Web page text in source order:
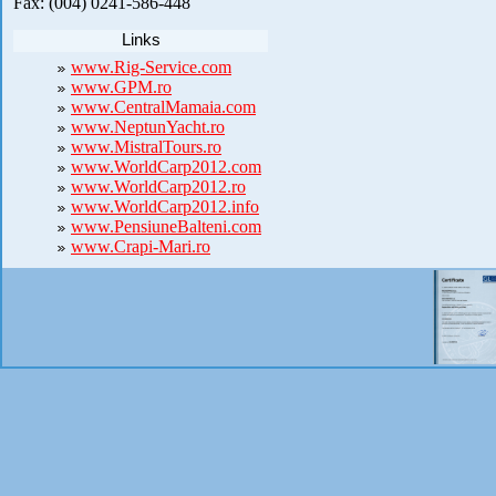
Links
www.Rig-Service.com
www.GPM.ro
www.CentralMamaia.com
www.NeptunYacht.ro
www.MistralTours.ro
www.WorldCarp2012.com
www.WorldCarp2012.ro
www.WorldCarp2012.info
www.PensiuneBalteni.com
www.Crapi-Mari.ro